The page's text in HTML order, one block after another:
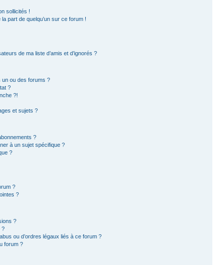
sollicités !
part de quelqu’un sur ce forum !
de ma liste d’amis et d’ignorés ?
un ou des forums ?
?
?!
et sujets ?
?
à un sujet spécifique ?
?
?
?
?
?
ou d’ordres légaux liés à ce forum ?
forum ?